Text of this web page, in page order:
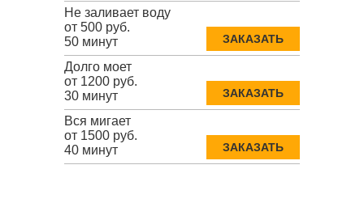
Не заливает воду
от 500 руб.
50 минут
ЗАКАЗАТЬ
Долго моет
от 1200 руб.
30 минут
ЗАКАЗАТЬ
Вся мигает
от 1500 руб.
40 минут
ЗАКАЗАТЬ